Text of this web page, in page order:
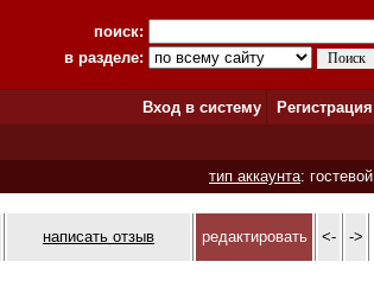
поиск:
в разделе:
Вход в систему
Регистрация
тип аккаунта: гостевой
написать отзыв редактировать <- ->